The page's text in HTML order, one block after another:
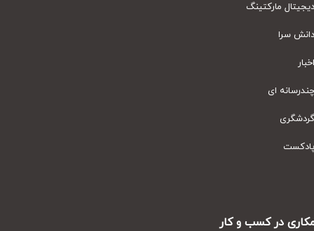
مارکتینگ
سرا
ای
در کسب و کار